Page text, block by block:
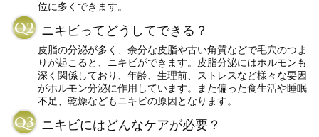
位に多くできます。
ニキビってどうしてできる？
皮脂の分泌が多く、余分な皮脂や古い角質などで毛穴のつま
りが起こると、ニキビができます。皮脂分泌にはホルモンも
深く関係しており、年齢、生理前、ストレスなど様々な要因
がホルモン分泌に作用しています。また偏った食生活や睡眠
不足、乾燥などもニキビの原因となります。
ニキビにはどんなケアが必要？